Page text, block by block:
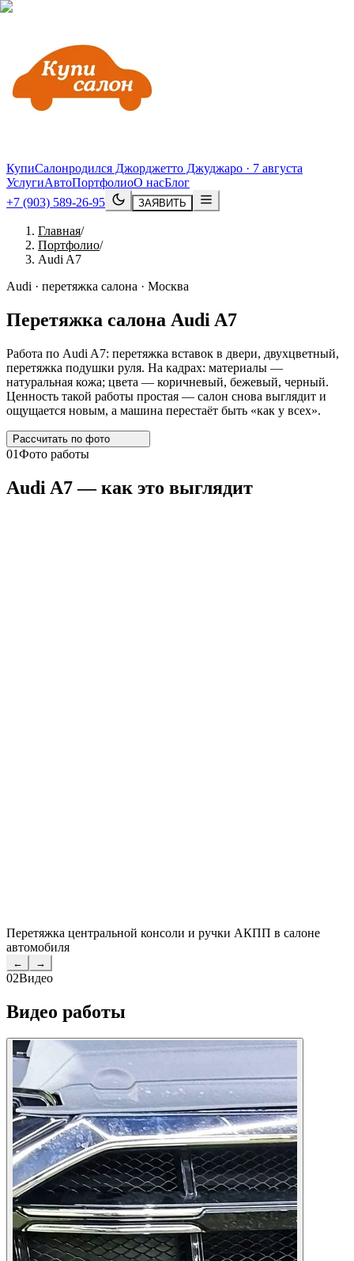
КупиСалонродился Джорджетто Джуджаро · 7 августа
УслугиАвтоПортфолиоО насБлог
+7 (903) 589-26-95
ЗАЯВИТЬ
Главная/
Портфолио/
Audi A7
Audi · перетяжка салона · Москва
Перетяжка салона Audi A7
Работа по Audi A7: перетяжка вставок в двери, двухцветный,
перетяжка подушки руля. На кадрах: материалы —
натуральная кожа; цвета — коричневый, бежевый, черный.
Ценность такой работы простая — салон снова выглядит и
ощущается новым, а машина перестаёт быть «как у всех».
Рассчитать по фото
01Фото работы
Audi A7— как это выглядит
Перетяжка центральной консоли и ручки АКПП в салоне
автомобиля
← →
02Видео
Видео работы